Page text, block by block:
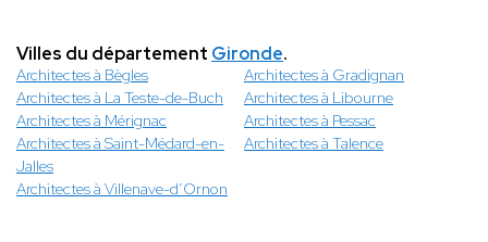
Villes du département Gironde.
Architectes à Bègles
Architectes à Gradignan
Architectes à La Teste-de-Buch
Architectes à Libourne
Architectes à Mérignac
Architectes à Pessac
Architectes à Saint-Médard-en-
Jalles
Architectes à Talence
Architectes à Villenave-d’Ornon